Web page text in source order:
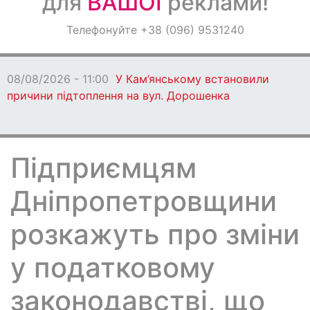
ОголошенняТелефонуйте +38 (096) 9531240
08/08/2026 - 11:00 У Кам’янському встановили
причини підтоплення на вул. Дорошенка
Підприємцям
Дніпропетровщини
розкажуть про зміни
у податковому
законодавстві, що